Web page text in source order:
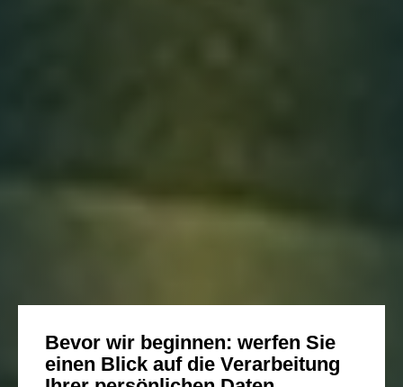
Bevor wir beginnen: werfen Sie
einen Blick auf die Verarbeitung